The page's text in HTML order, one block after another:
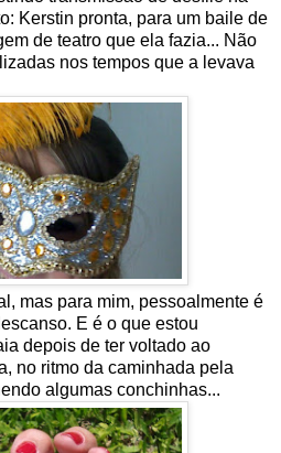
Kerstin pronta, para um baile de
de teatro que ela fazia... Não
nos tempos que a levava
mas para mim, pessoalmente é
E é o que estou
depois de ter voltado ao
no ritmo da caminhada pela
algumas conchinhas...